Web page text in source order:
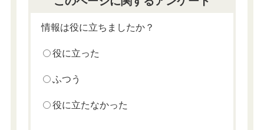
情報は役に立ちましたか？
役に立った
ふつう
役に立たなかった